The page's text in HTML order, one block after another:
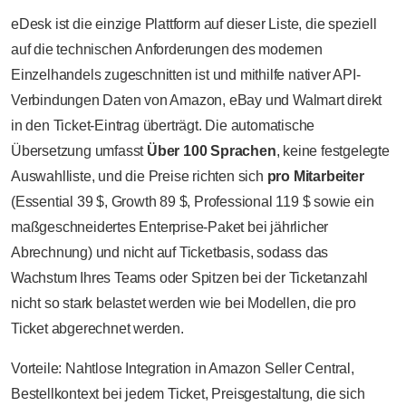
eDesk ist die einzige Plattform auf dieser Liste, die speziell
auf die technischen Anforderungen des modernen
Einzelhandels zugeschnitten ist und mithilfe nativer API-
Verbindungen Daten von Amazon, eBay und Walmart direkt
in den Ticket-Eintrag überträgt. Die automatische
Übersetzung umfasst Über 100 Sprachen, keine festgelegte
Auswahlliste, und die Preise richten sich pro Mitarbeiter
(Essential 39 $, Growth 89 $, Professional 119 $ sowie ein
maßgeschneidertes Enterprise-Paket bei jährlicher
Abrechnung) und nicht auf Ticketbasis, sodass das
Wachstum Ihres Teams oder Spitzen bei der Ticketanzahl
nicht so stark belastet werden wie bei Modellen, die pro
Ticket abgerechnet werden.
Vorteile: Nahtlose Integration in Amazon Seller Central,
Bestellkontext bei jedem Ticket, Preisgestaltung, die sich